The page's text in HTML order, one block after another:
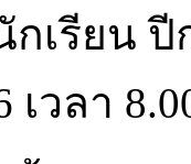
เรียน ปี
วลา